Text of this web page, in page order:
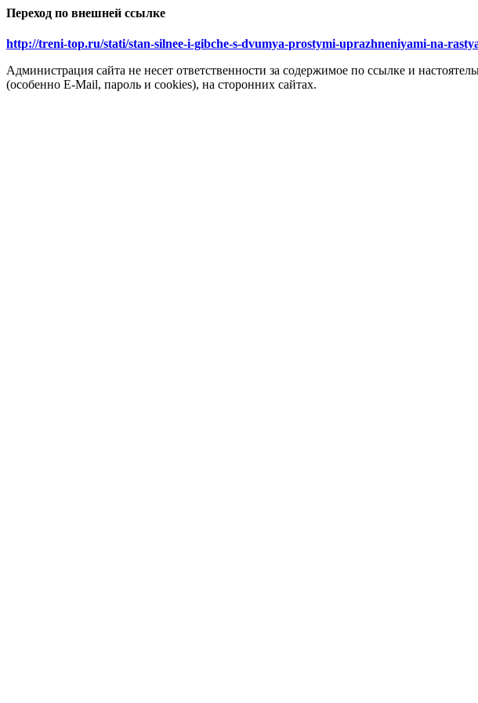
Переход по внешней ссылке
http://treni-top.ru/stati/stan-silnee-i-gibche-s-dvumya-prostymi-uprazhneniyami-na-
Администрация сайта не несет ответственности за содержимое по ссылке и
(особенно E-Mail, пароль и cookies), на сторонних сайтах.